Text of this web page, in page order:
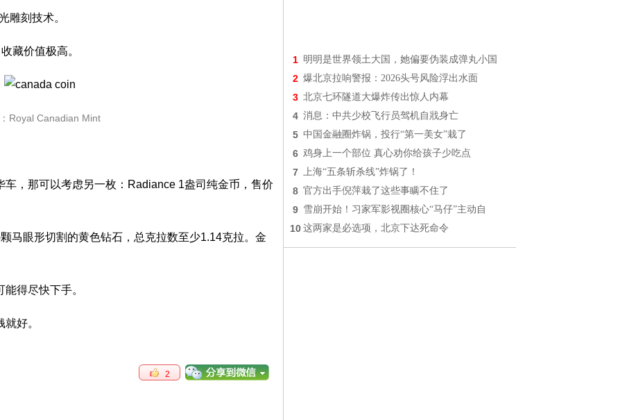
雕刻技术。
藏价值极高。
Royal Canadian Mint
，那可以考虑另一枚：Radiance 1盎司纯金币，售价
马眼形切割的黄色钻石，总克拉数至少1.14克拉。金
得尽快下手。
好。
2
1 明明是世界领土大国，她偏要伪装成弹丸小国
2 爆北京拉响警报：2026头号风险浮出水面
3 北京七环隧道大爆炸传出惊人内幕
4 消息：中共少校飞行员驾机自戕身亡
5 中国金融圈炸锅，投行“第一美女”栽了
6 鸡身上一个部位 真心劝你给孩子少吃点
7 上海“五条斩杀线”炸锅了！
8 官方出手倪萍栽了这些事瞒不住了
9 雪崩开始！习家军影视圈核心“马仔”主动自
10 这两家是必选项，北京下达死命令